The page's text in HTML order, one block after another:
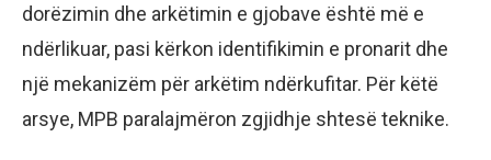
dorëzimin dhe arkëtimin e gjobave është më e
ndërlikuar, pasi kërkon identifikimin e pronarit dhe
një mekanizëm për arkëtim ndërkufitar. Për këtë
arsye, MPB paralajmëron zgjidhje shtesë teknike.